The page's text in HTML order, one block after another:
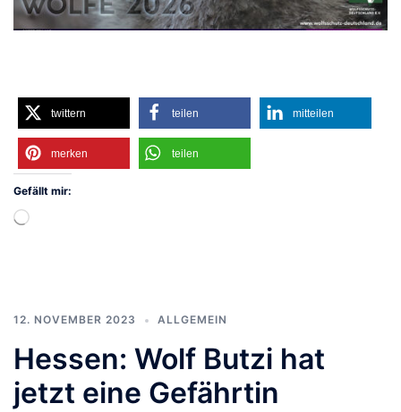
twittern teilen mitteilen
merken teilen
Gefällt mir:
Wird
12. NOVEMBER 2023 ALLGEMEIN
Hessen: Wolf Butzi hat
jetzt eine Gefährtin